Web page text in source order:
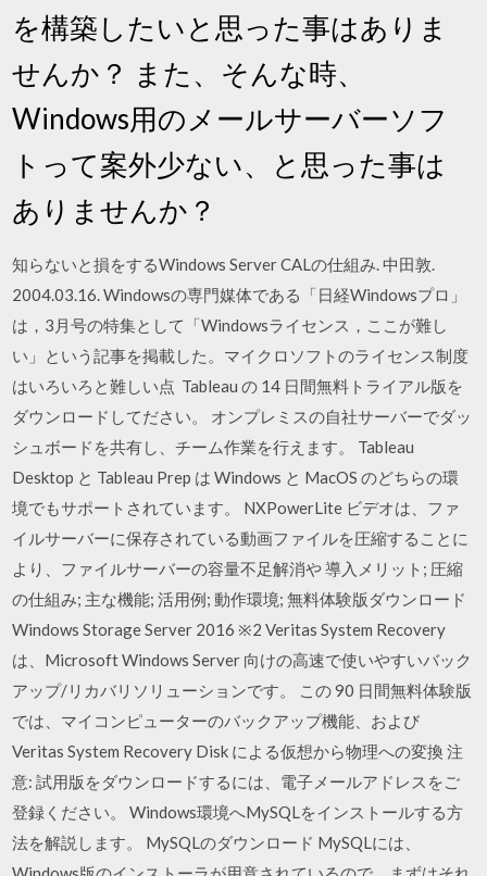
を構築したいと思った事はありま
せんか？ また、そんな時、
Windows用のメールサーバーソフ
トって案外少ない、と思った事は
ありませんか？
知らないと損をするWindows Server CALの仕組み. 中田敦.
2004.03.16. Windowsの専門媒体である「日経Windowsプロ」
は，3月号の特集として「Windowsライセンス，ここが難し
い」という記事を掲載した。マイクロソフトのライセンス制度
はいろいろと難しい点 Tableau の 14 日間無料トライアル版を
ダウンロードしてださい。 オンプレミスの自社サーバーでダッ
シュボードを共有し、チーム作業を行えます。 Tableau
Desktop と Tableau Prep は Windows と MacOS のどちらの環
境でもサポートされています。 NXPowerLite ビデオは、ファ
イルサーバーに保存されている動画ファイルを圧縮することに
より、ファイルサーバーの容量不足解消や 導入メリット; 圧縮
の仕組み; 主な機能; 活用例; 動作環境; 無料体験版ダウンロード
Windows Storage Server 2016 ※2 Veritas System Recovery
は、Microsoft Windows Server 向けの高速で使いやすいバック
アップ/リカバリソリューションです。 この 90 日間無料体験版
では、マイコンピューターのバックアップ機能、および
Veritas System Recovery Disk による仮想から物理への変換 注
意: 試用版をダウンロードするには、電子メールアドレスをご
登録ください。 Windows環境へMySQLをインストールする方
法を解説します。 MySQLのダウンロード MySQLには、